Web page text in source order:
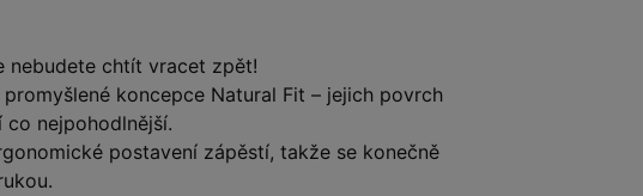
nebudete chtít vracet zpět!
koncepce Natural Fit – jejich povrch
nejpohodlnější.
postavení zápěstí, takže se konečně